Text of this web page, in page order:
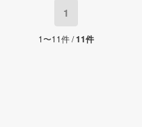
1
1〜11件 /11件